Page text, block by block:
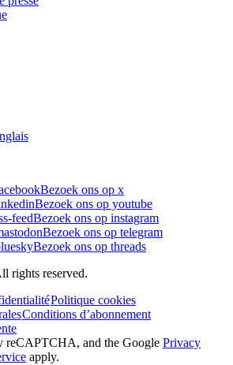
Bezoek ons op x
Bezoek ons op youtube
feedBezoek ons op instagram
Bezoek ons op telegram
Bezoek ons op threads
rights reserved.
Politique cookies
Conditions d’abonnement
reCAPTCHA, and the Google Privacy
apply.